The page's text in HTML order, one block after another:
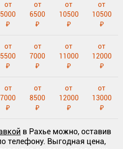
от
5000
₽
от
6500
₽
от
10500
₽
от
10500
₽
от
5500
₽
от
7000
₽
от
11000
₽
от
12000
₽
от
7000
₽
от
8500
₽
от
12000
₽
от
13000
₽
в Рахье можно, оставив
телефону. Выгодная цена,